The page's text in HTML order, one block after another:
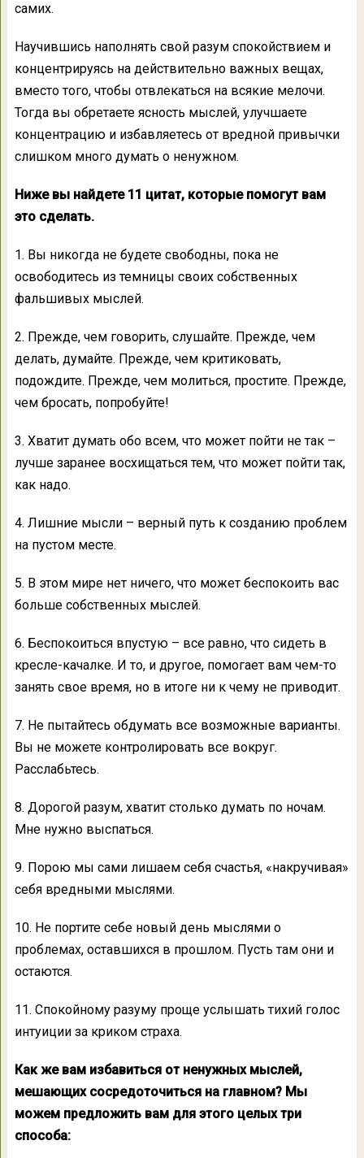
самих.
Научившись наполнять свой разум спокойствием и
концентрируясь на действительно важных вещах,
вместо того, чтобы отвлекаться на всякие мелочи.
Тогда вы обретаете ясность мыслей, улучшаете
концентрацию и избавляетесь от вредной привычки
слишком много думать о ненужном.
Ниже вы найдете 11 цитат, которые помогут вам
это сделать.
1. Вы никогда не будете свободны, пока не
освободитесь из темницы своих собственных
фальшивых мыслей.
2. Прежде, чем говорить, слушайте. Прежде, чем
делать, думайте. Прежде, чем критиковать,
подождите. Прежде, чем молиться, простите. Прежде,
чем бросать, попробуйте!
3. Хватит думать обо всем, что может пойти не так –
лучше заранее восхищаться тем, что может пойти так,
как надо.
4. Лишние мысли – верный путь к созданию проблем
на пустом месте.
5. В этом мире нет ничего, что может беспокоить вас
больше собственных мыслей.
6. Беспокоиться впустую – все равно, что сидеть в
кресле-качалке. И то, и другое, помогает вам чем-то
занять свое время, но в итоге ни к чему не приводит.
7. Не пытайтесь обдумать все возможные варианты.
Вы не можете контролировать все вокруг.
Расслабьтесь.
8. Дорогой разум, хватит столько думать по ночам.
Мне нужно выспаться.
9. Порою мы сами лишаем себя счастья, «накручивая»
себя вредными мыслями.
10. Не портите себе новый день мыслями о
проблемах, оставшихся в прошлом. Пусть там они и
остаются.
11. Спокойному разуму проще услышать тихий голос
интуиции за криком страха.
Как же вам избавиться от ненужных мыслей,
мешающих сосредоточиться на главном? Мы
можем предложить вам для этого целых три
способа: